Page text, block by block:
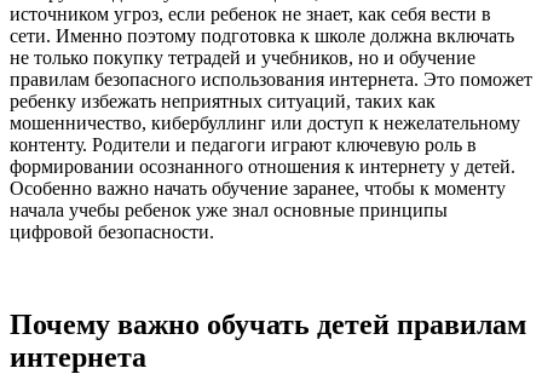
источником угроз, если ребенок не знает, как себя вести в
сети. Именно поэтому подготовка к школе должна включать
не только покупку тетрадей и учебников, но и обучение
правилам безопасного использования интернета. Это поможет
ребенку избежать неприятных ситуаций, таких как
мошенничество, кибербуллинг или доступ к нежелательному
контенту. Родители и педагоги играют ключевую роль в
формировании осознанного отношения к интернету у детей.
Особенно важно начать обучение заранее, чтобы к моменту
начала учебы ребенок уже знал основные принципы
цифровой безопасности.
Почему важно обучать детей правилам
интернета